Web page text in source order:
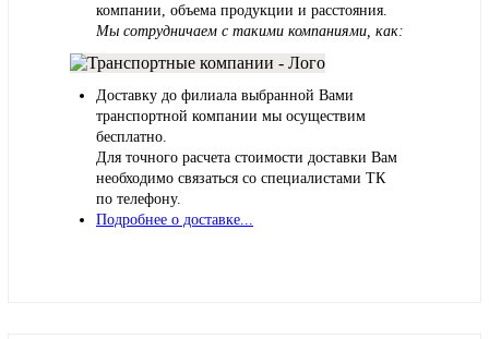
компании, объема продукции и расстояния.
Мы сотрудничаем с такими компаниями, как:
Доставку до филиала выбранной Вами
транспортной компании мы осуществим
бесплатно.
Для точного расчета стоимости доставки Вам
необходимо связаться со специалистами ТК
по телефону.
Подробнее о доставке...